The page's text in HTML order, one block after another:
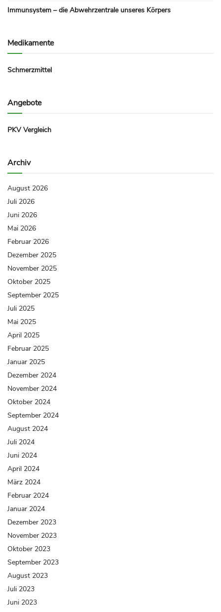
Immunsystem – die Abwehrzentrale unseres Körpers
Medikamente
Schmerzmittel
Angebote
PKV Vergleich
Archiv
August 2026
Juli 2026
Juni 2026
Mai 2026
Februar 2026
Dezember 2025
November 2025
Oktober 2025
September 2025
Juli 2025
Mai 2025
April 2025
Februar 2025
Januar 2025
Dezember 2024
November 2024
Oktober 2024
September 2024
August 2024
Juli 2024
Juni 2024
April 2024
März 2024
Februar 2024
Januar 2024
Dezember 2023
November 2023
Oktober 2023
September 2023
August 2023
Juli 2023
Juni 2023